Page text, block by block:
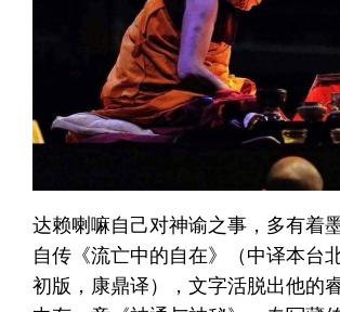
达赖喇嘛自己对神谕之事，多有着
自传《流亡中的自在》（中译本台
初版，康鼎译），文字活脱出他的